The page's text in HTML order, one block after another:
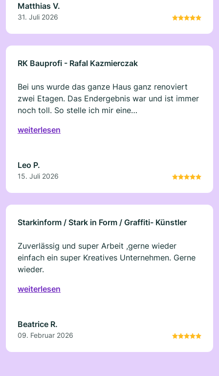
stimmt nach unserer Auffassung auch das
Preis/Leistungsverhältnis. Allen sei nochmals auf
diesem Weg ein Dank ausgesprochen.
Matthias V.
31. Juli 2026
RK Bauprofi - Rafal Kazmierczak
Bei uns wurde das ganze Haus ganz renoviert
zwei Etagen. Das Endergebnis war und ist immer
noch toll. So stelle ich mir eine
RK Bauprofi
weiterlesen
Leo P.
15. Juli 2026
Starkinform / Stark in Form / Graffiti- Künstler
Zuverlässig und super Arbeit ,gerne wieder
einfach ein super Kreatives Unternehmen. Gerne
wieder.
weiterlesen
Beatrice R.
09. Februar 2026